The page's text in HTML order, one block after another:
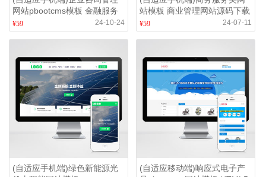
网站pbootcms模板 金融服务
机构网站源码下载
¥59 24-10-24
站模板 商业管理网站源码下载
¥59 24-07-11
(自适应手机端)绿色新能源光
(自适应移动端)响应式电子产